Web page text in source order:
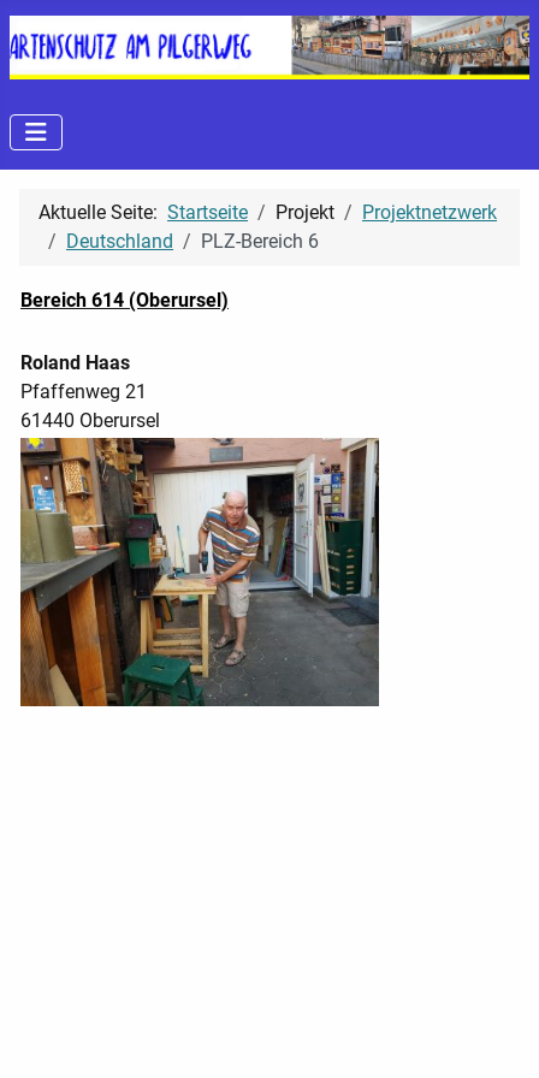
Aktuelle Seite: Startseite Projekt
Projektnetzwerk
Deutschland
PLZ-Bereich 6
Bereich 614 (Oberursel)
Roland Haas
Pfaffenweg 21
61440 Oberursel